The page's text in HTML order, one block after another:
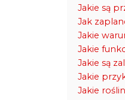
Jakie są
Jak
Jakie
Jakie
Jakie są
Jakie
Jakie